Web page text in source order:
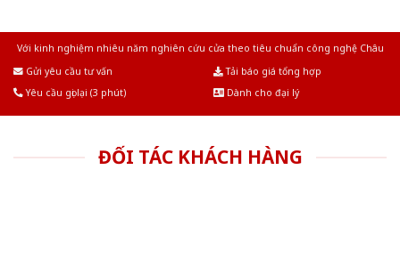
Với kinh nghiệm nhiêu năm nghiên cứu cửa theo tiêu chuẩn công nghệ Châu
Gửi yêu cầu tư vấn
Tải báo giá tổng hợp
Yêu cầu gọi lại (3 phút)
Dành cho đại lý
ĐỐI TÁC KHÁCH HÀNG